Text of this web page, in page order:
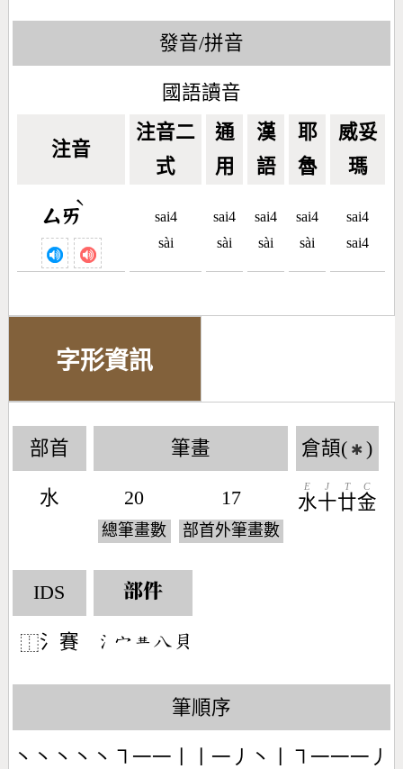
發音/拼音
國語讀音
注音
注音二
式
通
用
漢
語
耶
魯
威妥
瑪
ㄙㄞ
ˋ
sai4
sài
sai4
sài
sai4
sài
sai4
sài
sai4
sai4
字形資訊
部首
水
筆畫
20
總筆畫數
17
部首外筆畫數
倉頡( ✱ )
水
E
十
J
廿
T
金
C
IDS
⿰氵賽
部件
󶄔󶂊󶄗󶀯󶆱
筆順序
丶丶丶丶丶㇕一一丨丨一丿丶丨㇕一一一丿